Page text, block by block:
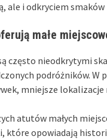
ale i odkryciem smaków
małe
często nieodkrytymi
podróżników. W
mniejsze
atutów małych
które opowiadają